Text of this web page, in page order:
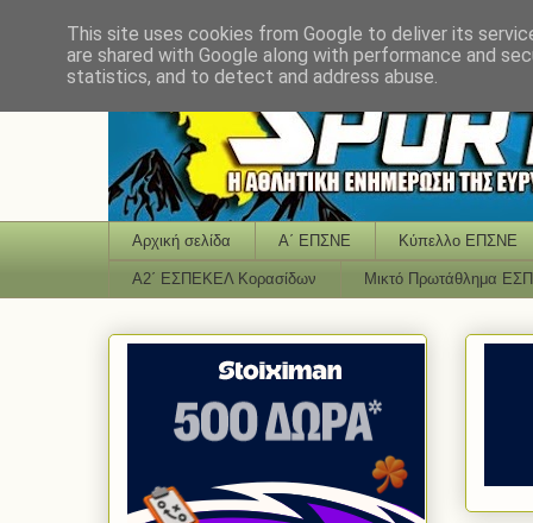
Αρχική σελίδα Α΄ ΕΠΣΝΕ Κύπελλο ΕΠΣΝΕ
Α2΄ ΕΣΠΕΚΕΛ Κορασίδων Μικτό Πρωτάθλημα
This site uses cookies from Google to deliver its
are shared with Google along with performance and
statistics, and to detect and address abuse.